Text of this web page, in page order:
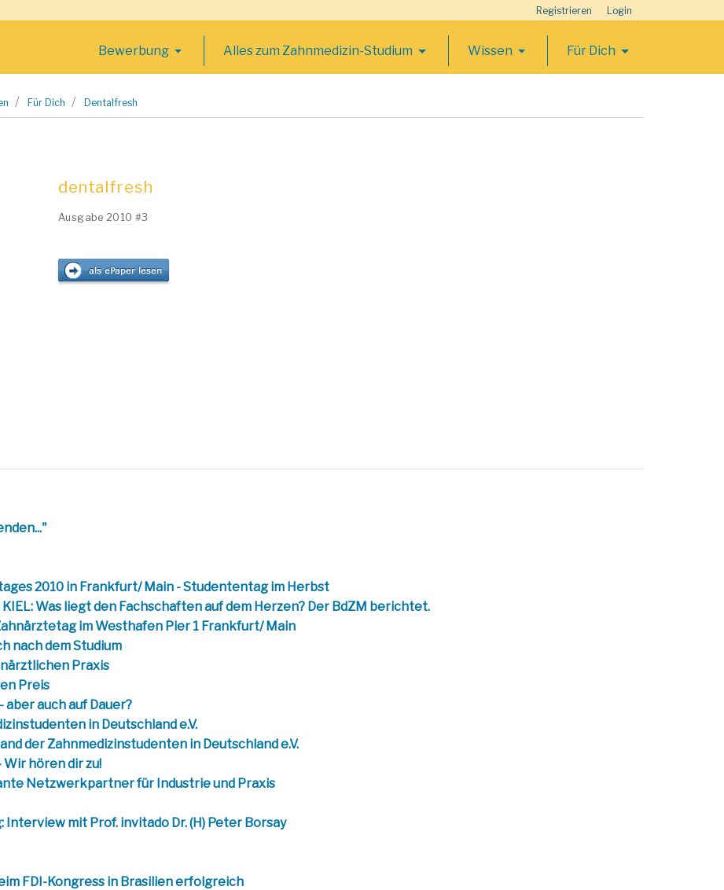
Registrieren Login
Bewerbung Alles zum Zahnmedizin-Studium Wissen Für Dich
Für Dich Dentalfresh
dentalfresh
Ausgabe 2010 #3
2010 in Frankfurt/ Main - Studententag im Herbst
Was liegt den Fachschaften auf dem Herzen? Der BdZM berichtet.
im Westhafen Pier 1 Frankfurt/ Main
nach dem Studium
Praxis
Preis
auch auf Dauer?
in Deutschland e.V.
der Zahnmedizinstudenten in Deutschland e.V.
Wir hören dir zu!
Netzwerkpartner für Industrie und Praxis
Interview mit Prof. invitado Dr. (H) Peter Borsay
FDI-Kongress in Brasilien erfolgreich